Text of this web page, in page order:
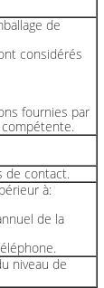
de
considérés
fournies par
de contact.
à:
de la
niveau de